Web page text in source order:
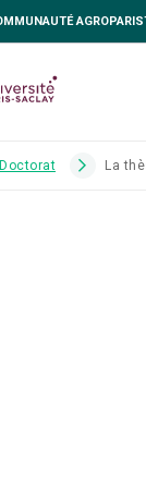
Doctorat La